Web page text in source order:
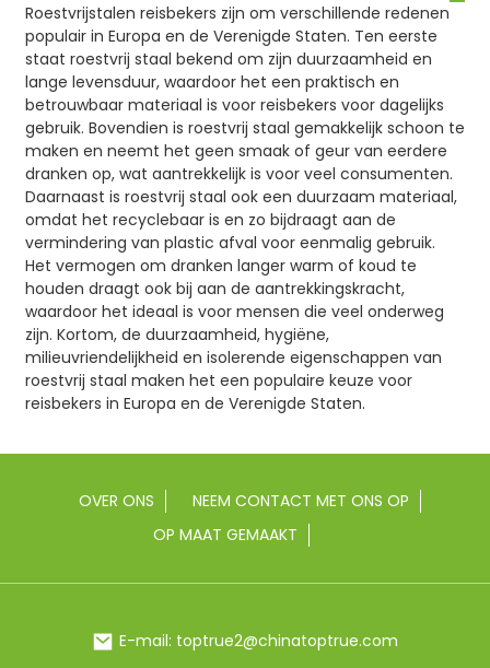
Roestvrijstalen reisbekers zijn om verschillende redenen
populair in Europa en de Verenigde Staten. Ten eerste
staat roestvrij staal bekend om zijn duurzaamheid en
lange levensduur, waardoor het een praktisch en
betrouwbaar materiaal is voor reisbekers voor dagelijks
gebruik. Bovendien is roestvrij staal gemakkelijk schoon te
maken en neemt het geen smaak of geur van eerdere
dranken op, wat aantrekkelijk is voor veel consumenten.
Daarnaast is roestvrij staal ook een duurzaam materiaal,
omdat het recyclebaar is en zo bijdraagt ​​aan de
vermindering van plastic afval voor eenmalig gebruik.
Het vermogen om dranken langer warm of koud te
houden draagt ​​ook bij aan de aantrekkingskracht,
waardoor het ideaal is voor mensen die veel onderweg
zijn. Kortom, de duurzaamheid, hygiëne,
milieuvriendelijkheid en isolerende eigenschappen van
roestvrij staal maken het een populaire keuze voor
reisbekers in Europa en de Verenigde Staten.
OVER ONS
NEEM CONTACT MET ONS OP
OP MAAT GEMAAKT
E-mail: toptrue2@chinatoptrue.com